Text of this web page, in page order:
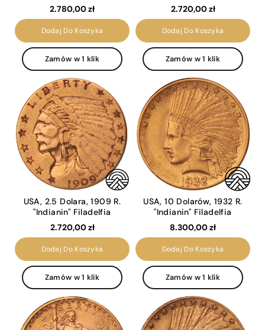
2.780,00 zł
Dodaj Do Koszyka
Zamów w 1 klik
2.720,00 zł
Dodaj Do Koszyka
Zamów w 1 klik
USA, 2.5 Dolara, 1909 R.
"Indianin" Filadelfia
2.720,00 zł
Dodaj Do Koszyka
Zamów w 1 klik
USA, 10 Dolarów, 1932 R.
"Indianin" Filadelfia
8.300,00 zł
Dodaj Do Koszyka
Zamów w 1 klik